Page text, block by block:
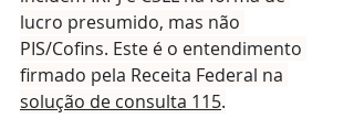
lucro presumido, mas não
PIS/Cofins. Este é o entendimento
firmado pela Receita Federal na
solução de consulta 115.